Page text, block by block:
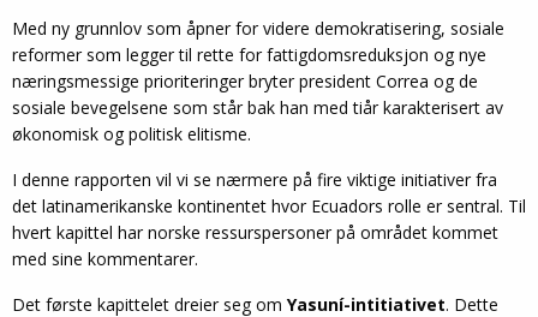
Med ny grunnlov som åpner for videre demokratisering, sosiale
reformer som legger til rette for fattigdomsreduksjon og nye
næringsmessige prioriteringer bryter president Correa og de
sosiale bevegelsene som står bak han med tiår karakterisert av
økonomisk og politisk elitisme.
I denne rapporten vil vi se nærmere på fire viktige initiativer fra
det latinamerikanske kontinentet hvor Ecuadors rolle er sentral. Til
hvert kapittel har norske ressurspersoner på området kommet
med sine kommentarer.
Det første kapittelet dreier seg om Yasuní-intitiativet. Dette